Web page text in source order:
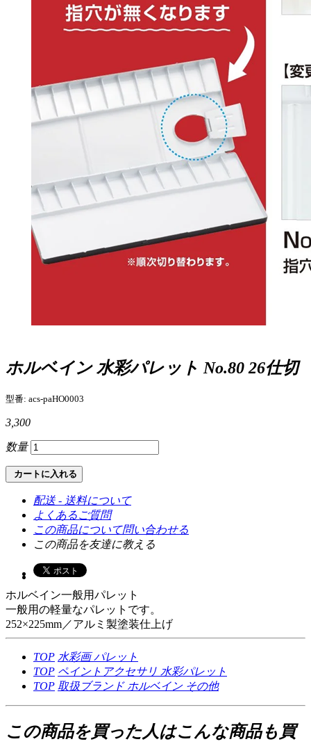
ホルベイン 水彩パレット No.80 26仕切
型番: acs-paHO0003
3,300
数量
カートに入れる
配送 - 送料について
よくあるご質問
この商品について問い合わせる
この商品を友達に教える
ホルベイン一般用パレット
一般用の軽量なパレットです。
252×225mm／アルミ製塗装仕上げ
TOP 水彩画パレット
TOP ペイントアクセサリ 水彩パレット
TOP 取扱ブランド ホルベイン その他
この商品を買った人はこんな商品も買